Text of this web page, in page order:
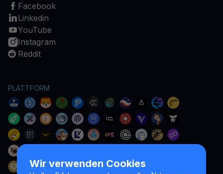
Wir verwenden Cookies
Facebook
Linkedin
YouTube
Instagram
Reddit
PLATTFORM